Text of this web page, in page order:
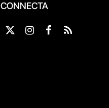
CONNECTA
X
Instagram
Facebook
RSS